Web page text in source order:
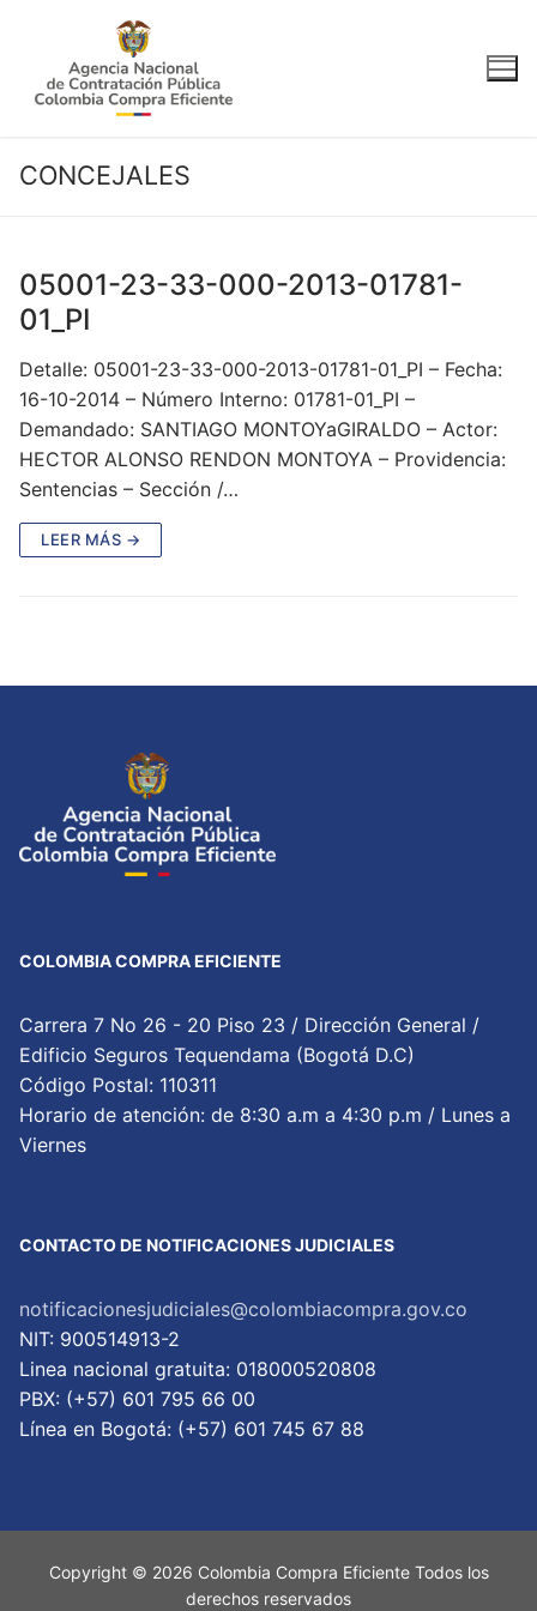
contenido
CONCEJALES
05001-23-33-000-2013-01781-
01_PI
Detalle: 05001-23-33-000-2013-01781-01_PI – Fecha:
16-10-2014 – Número Interno: 01781-01_PI –
Demandado: SANTIAGO MONTOYaGIRALDO – Actor:
HECTOR ALONSO RENDON MONTOYA – Providencia:
Sentencias – Sección /…
LEER MÁS →
COLOMBIA COMPRA EFICIENTE
Carrera 7 No 26 - 20 Piso 23 / Dirección General /
Edificio Seguros Tequendama (Bogotá D.C)
Código Postal: 110311
Horario de atención: de 8:30 a.m a 4:30 p.m / Lunes a
Viernes
CONTACTO DE NOTIFICACIONES JUDICIALES
notificacionesjudiciales@colombiacompra.gov.co
NIT: 900514913-2
Linea nacional gratuita: 018000520808
PBX: (+57) 601 795 66 00
Lí­nea en Bogotá: (+57) 601 745 67 88
Copyright © 2026 Colombia Compra Eficiente Todos los
derechos reservados